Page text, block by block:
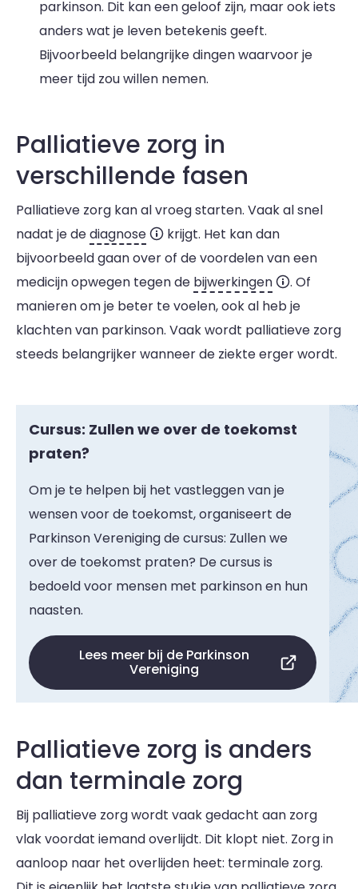
parkinson. Dit kan een geloof zijn, maar ook iets
anders wat je leven betekenis geeft.
Bijvoorbeeld belangrijke dingen waarvoor je
meer tijd zou willen nemen.
Palliatieve zorg in
verschillende fasen
Palliatieve zorg kan al vroeg starten. Vaak al snel
nadat je dediagnose
krijgt. Het kan dan
bijvoorbeeld gaan over of de voordelen van een
medicijn opwegen tegen de bijwerkingen
. Of
manieren om je beter te voelen, ook al heb je
klachten van parkinson. Vaak wordt palliatieve zorg
steeds belangrijker wanneer de ziekte erger wordt.
Cursus: Zullen we over de toekomst
praten?
Om je te helpen bij het vastleggen van je
wensen voor de toekomst, organiseert de
Parkinson Vereniging de cursus: Zullen we
over de toekomst praten? De cursus is
bedoeld voor mensen met parkinson en hun
naasten.
Lees meer bij de Parkinson
Vereniging
Palliatieve zorg is anders
dan terminale zorg
Bij palliatieve zorg wordt vaak gedacht aan zorg
vlak voordat iemand overlijdt. Dit klopt niet. Zorg in
aanloop naar het overlijden heet: terminale zorg.